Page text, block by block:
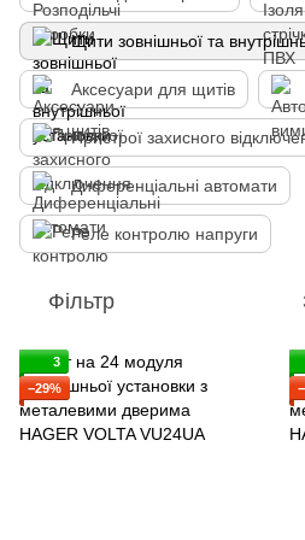
Щити зовнішньої та
Аксесуари для щитів
Пристрої захисного
Диференціальні автомати
Реле контролю напруги
Фільтр
3
−29%